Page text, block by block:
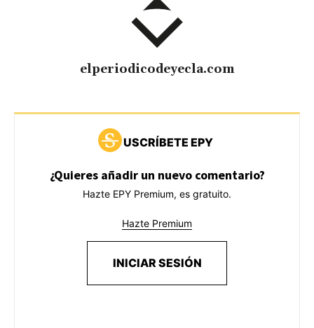
elperiodicodeyecla.com
USCRÍBETE EPY
¿Quieres añadir un nuevo comentario?
Hazte EPY Premium, es gratuito.
Hazte Premium
INICIAR SESIÓN